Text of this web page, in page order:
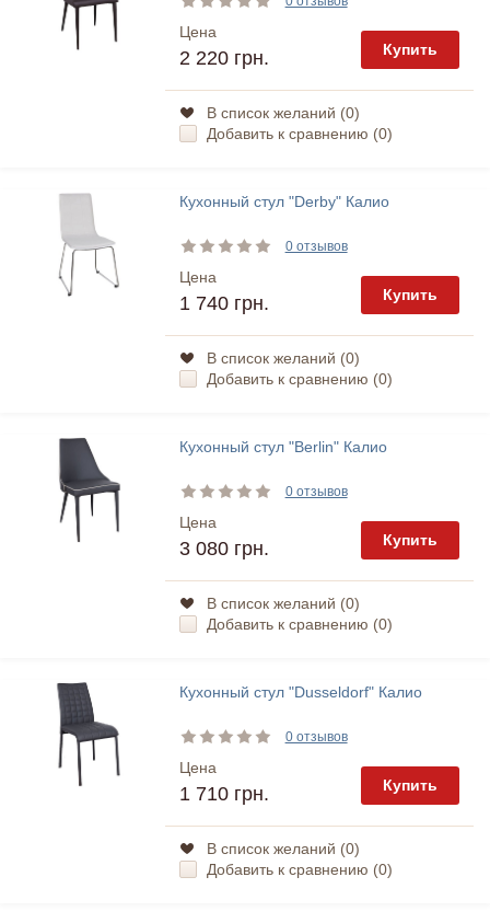
Цена
2 220 грн. Купить
В список желаний (0)
Добавить к сравнению (0)
Кухонный стул "Derby" Калио
0 отзывов
Цена
1 740 грн. Купить
В список желаний (0)
Добавить к сравнению (0)
Кухонный стул "Berlin" Калио
0 отзывов
Цена
3 080 грн. Купить
В список желаний (0)
Добавить к сравнению (0)
Кухонный стул "Dusseldorf" Калио
0 отзывов
Цена
1 710 грн. Купить
В список желаний (0)
Добавить к сравнению (0)